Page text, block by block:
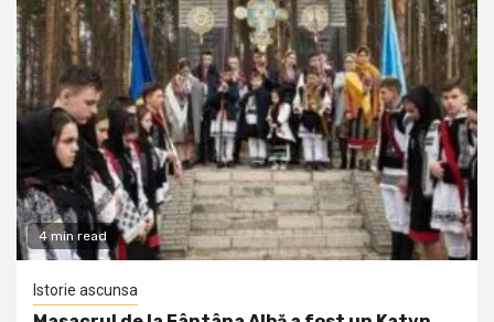
4 min read
Istorie ascunsa